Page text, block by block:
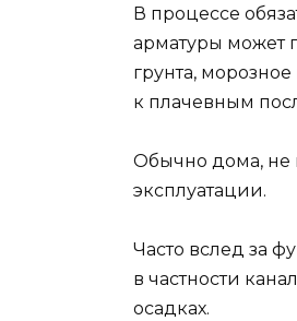
В процессе
арматуры может
грунта,
к плачевным
Обычно дома, не
эксплуатации.
Часто вслед за
в частности
осадках.